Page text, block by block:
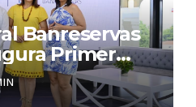
Banreservas
Primer
de